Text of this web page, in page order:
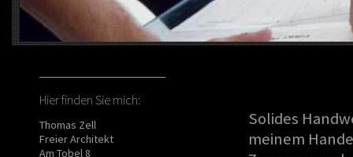
Hier finden Sie mich:
Thomas Zell
Freier Architekt
Am Tobel 8
Solides
meinem